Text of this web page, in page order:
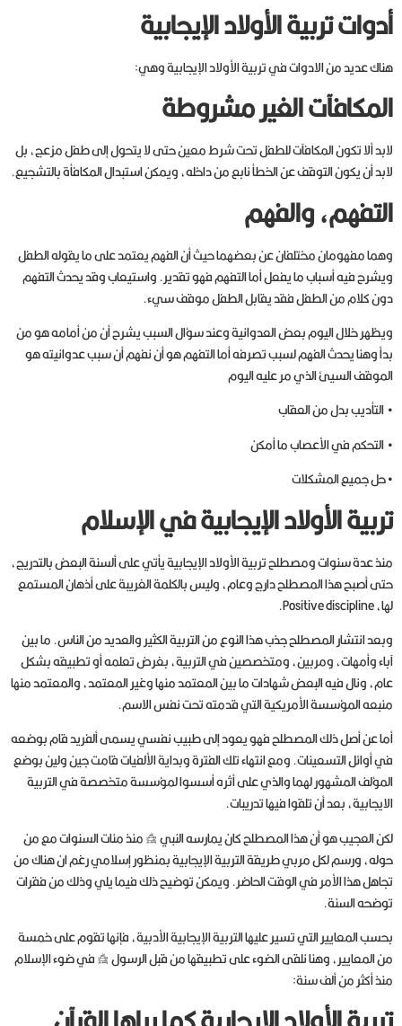
أدوات تربية الأولاد الإيجابية
هناك عديد من الادوات في تربية الأولاد الإيجابية وهي:
المكافآت الغير مشروطة
لابد ألا تكون المكافآت للطفل تحت شرط معين حتى لا يتحول إلى طفل مزعج، بل
لابد أن يكون التوقف عن الخطأ نابع من داخله، ويمكن استبدال المكافأة بالتشجيع.
التفهم، والفهم
وهما مفهومان مختلفان عن بعضهما حيث أن الفهم يعتمد على ما يقوله الطفل
ويشرح فيه أسباب ما يفعل أما التفهم فهو تقدير. واستيعاب وقد يحدث التفهم
دون كلام من الطفل فقد يقابل الطفل موقف سيء.
ويظهر خلال اليوم بعض العدوانية وعند سؤال السبب يشرح أن من أمامه هو من
بدأ وهنا يحدث الفهم لسبب تصرفه أما التفهم هو أن نفهم أن سبب عدوانيته هو
الموقف السيئ الذي مر عليه اليوم
• التأديب بدل من العقاب
• التحكم في الأعصاب ما أمكن
• حل جميع المشكلات
تربية الأولاد الإيجابية في الإسلام
منذ عدة سنوات ومصطلح تربية الأولاد الإيجابية يأتي على ألسنة البعض بالتدريج،
حتى أصبح هذا المصطلح دارج وعام، وليس بالكلمة الغريبة على أذهان المستمع
لها، Positive discipline.
وبعد انتشار المصطلح جذب هذا النوع من التربية الكثير والعديد من الناس. ما بين
آباء وأمهات، ومربين، ومتخصصين في التربية، بغرض تعلمه أو تطبيقه بشكل
عام، ونال فيه البعض شهادات ما بين المعتمد منها وغير المعتمد، والمعتمد منها
منبعه المؤسسة الأمريكية التي قدمته تحت نفس الاسم.
أما عن أصل ذلك المصطلح فهو يعود إلى طبيب نفسي يسمى ألفريد قام بوضعه
في أوائل التسعينات. ومع انتهاء تلك الفترة وبداية الألفيات قامت جين ولين بوضع
المؤلف المشهور لهما والذي على أثره أسسوا لمؤسسة متخصصة في التربية
الايجابية، بعد أن تلقوا فيها تدريبات.
لكن العجيب هو أن هذا المصطلح كان يمارسه النبي صلى الله عليه وسلم منذ مئات السنوات مع من
حوله، ورسم لكل مربي طريقة التربية الإيجابية بمنظور إسلامي رغم ان هناك من
تجاهل هذا الأمر في الوقت الحاضر. ويمكن توضيح ذلك فيما يلي وذلك من فقرات
توضحه السنة.
بحسب المعايير التي تسير عليها التربية الإيجابية الأدبية، فإنها تقوم على خمسة
من المعايير، وهنا نلقى الضوء على تطبيقها من قبل الرسول صلى الله عليه وسلم في ضوء الإسلام
منذ أكثر من ألف سنة: